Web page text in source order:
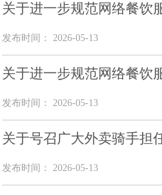
关于进一步规范网络餐饮
发布时间： 2026-05-13
关于进一步规范网络餐饮
发布时间： 2026-05-13
关于号召广大外卖骑手担
发布时间： 2026-05-13